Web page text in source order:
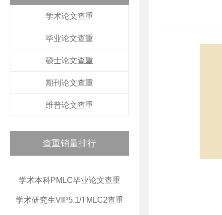
学术论文查重
毕业论文查重
硕士论文查重
期刊论文查重
维普论文查重
查重销量排行
学术本科PMLC毕业论文查重
学术研究生VIP5.1/TMLC2查重